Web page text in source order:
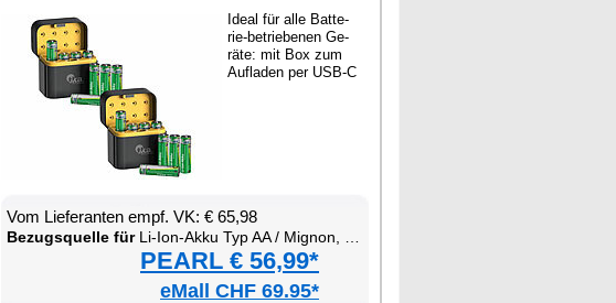
Ide­al für al­le Bat­te­
rie-be­trie­be­nen Ge­
rä­te: mit Box zum
Auf­la­den per USB-C
Vom Lie­fe­ran­ten empf. VK: € 65,98
Be­zugs­quel­le fürLi-Ion-Ak­ku Typ AA / Mi­gnon, mit USB-C-La­de­box
PEARL € 56,99*
eMall CHF 69.95*